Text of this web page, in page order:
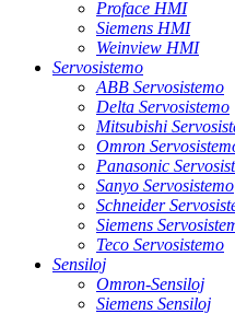
Proface HMI
Siemens HMI
Weinview HMI
Servosistemo
ABB Servosistemo
Delta Servosistemo
Mitsubishi
Omron
Panasonic
Sanyo Servosistemo
Schneider
Siemens
Teco Servosistemo
Sensiloj
Omron-Sensiloj
Siemens Sensiloj